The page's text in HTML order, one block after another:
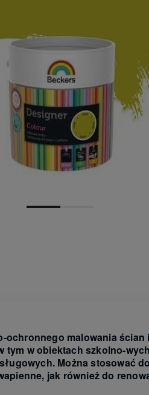
ochronnego malowania
tym w obiektach szkolno-
Można stosować
jak również do